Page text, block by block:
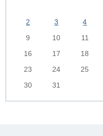
2
3 4
9
10 11
16
17 18
23
24 25
30
31